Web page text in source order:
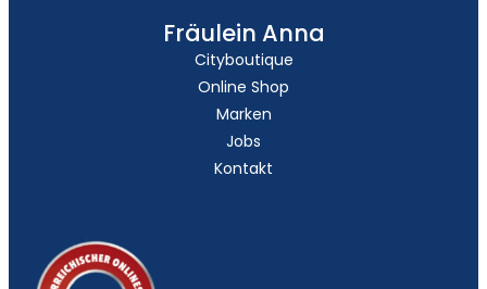
Fräulein Anna
Cityboutique
Online Shop
Marken
Jobs
Kontakt